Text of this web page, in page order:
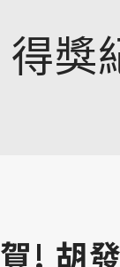
得獎
賀! 胡